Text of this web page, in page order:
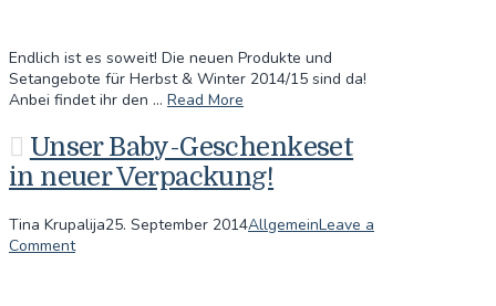
Endlich ist es soweit! Die neuen Produkte und
Setangebote für Herbst & Winter 2014/15 sind da!
Anbei findet ihr den … Read More
Unser Baby-Geschenkeset
in neuer Verpackung!
Tina Krupalija25. September 2014AllgemeinLeave a
Comment